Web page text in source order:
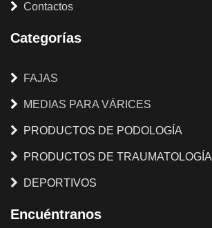
Contactos
Categorías
FAJAS
MEDIAS PARA VÁRICES
PRODUCTOS DE PODOLOGÍA
PRODUCTOS DE TRAUMATOLOGÍA
DEPORTIVOS
Encuéntranos